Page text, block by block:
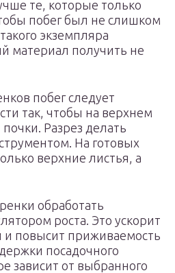
те, которые только
побег был не слишком
экземпляра
материал получить не
побег следует
так, чтобы на верхнем
Разрез делать
На готовых
верхние листья, а
обработать
роста. Это ускорит
и повысит приживаемость
посадочного
зависит от выбранного